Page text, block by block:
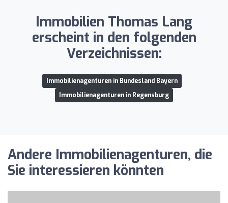
Immobilien Thomas Lang
erscheint in den folgenden
Verzeichnissen:
Immobilienagenturen in Bundesland Bayern
Immobilienagenturen in Regensburg
Andere Immobilienagenturen, die
Sie interessieren könnten